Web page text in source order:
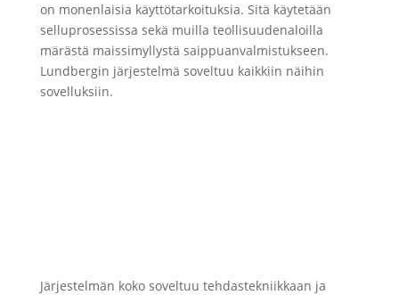
on monenlaisia käyttötarkoituksia. Sitä käytetään
selluprosessissa sekä muilla teollisuudenaloilla
märästä maissimyllystä saippuanvalmistukseen.
Lundbergin järjestelmä soveltuu kaikkiin näihin
sovelluksiin.
Järjestelmän koko soveltuu tehdastekniikkaan ja